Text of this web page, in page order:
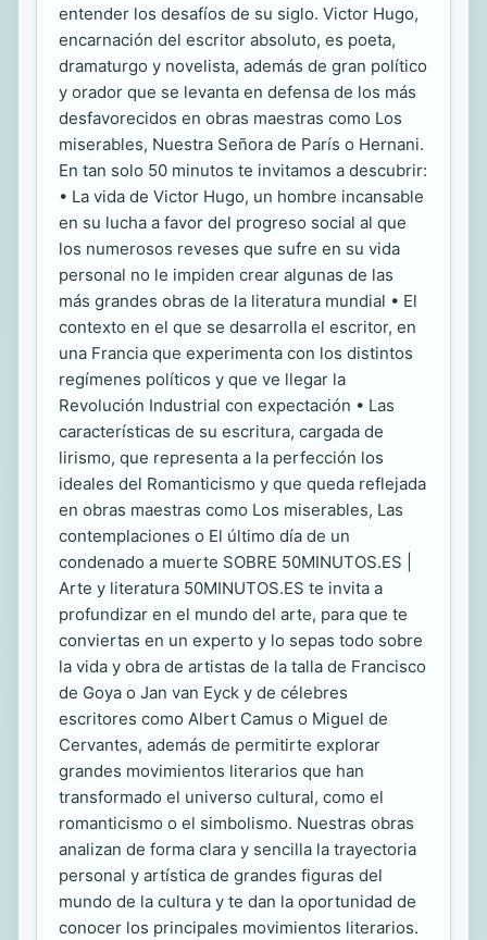
entender los desafíos de su siglo. Victor Hugo,
encarnación del escritor absoluto, es poeta,
dramaturgo y novelista, además de gran político
y orador que se levanta en defensa de los más
desfavorecidos en obras maestras como Los
miserables, Nuestra Señora de París o Hernani.
En tan solo 50 minutos te invitamos a descubrir:
• La vida de Victor Hugo, un hombre incansable
en su lucha a favor del progreso social al que
los numerosos reveses que sufre en su vida
personal no le impiden crear algunas de las
más grandes obras de la literatura mundial • El
contexto en el que se desarrolla el escritor, en
una Francia que experimenta con los distintos
regímenes políticos y que ve llegar la
Revolución Industrial con expectación • Las
características de su escritura, cargada de
lirismo, que representa a la perfección los
ideales del Romanticismo y que queda reflejada
en obras maestras como Los miserables, Las
contemplaciones o El último día de un
condenado a muerte SOBRE 50MINUTOS.ES |
Arte y literatura 50MINUTOS.ES te invita a
profundizar en el mundo del arte, para que te
conviertas en un experto y lo sepas todo sobre
la vida y obra de artistas de la talla de Francisco
de Goya o Jan van Eyck y de célebres
escritores como Albert Camus o Miguel de
Cervantes, además de permitirte explorar
grandes movimientos literarios que han
transformado el universo cultural, como el
romanticismo o el simbolismo. Nuestras obras
analizan de forma clara y sencilla la trayectoria
personal y artística de grandes figuras del
mundo de la cultura y te dan la oportunidad de
conocer los principales movimientos literarios.